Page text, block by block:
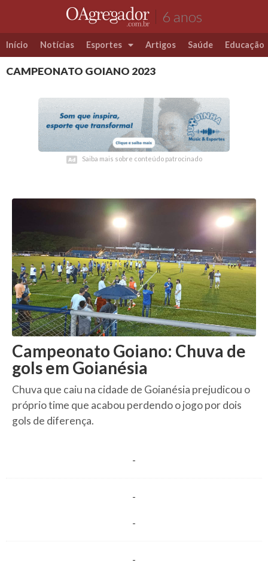
6 anos
Início Notícias Esportes
Futebol Coluna Esportiva Valério Luiz
Artigos Saúde Educação
CAMPEONATO GOIANO 2023
Saiba mais sobre conteúdo patrocinado
Saiba mais sobre conteúdo patrocinado
Campeonato Goiano: Chuva de
gols em Goianésia
Chuva que caiu na cidade de Goianésia prejudicou o
próprio time que acabou perdendo o jogo por dois
gols de diferença.
-
-
-
-